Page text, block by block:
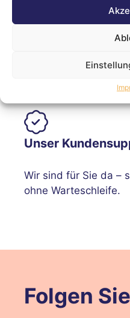
Bieten, Gewinnen
und Sparen -
Unser
Wir sind für Sie da –
ohne Warteschleife.
Folgen